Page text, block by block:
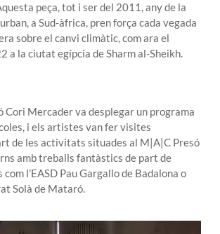
peça, tot i ser del 2011, any de la
a Sud-àfrica, pren força cada vegada
sobre el canvi climàtic, com ara el
a la ciutat egípcia de Sharm al-Sheikh.
Cori Mercader va desplegar un programa
i els artistes van fer visites
de les activitats situades al M|A|C Presó
amb treballs fantàstics de part de
com l’EASD Pau Gargallo de Badalona o
Solà de Mataró.